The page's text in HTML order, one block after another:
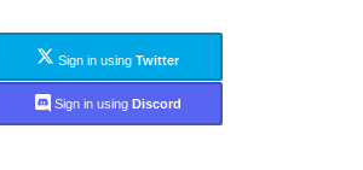
Sign in using Twitter
Sign in using Discord